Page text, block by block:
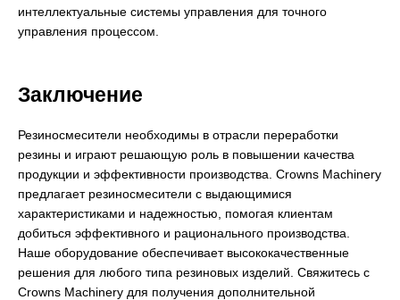
интеллектуальные системы управления для точного
управления процессом.
Заключение
Резиносмесители необходимы в отрасли переработки
резины и играют решающую роль в повышении качества
продукции и эффективности производства. Crowns Machinery
предлагает резиносмесители с выдающимися
характеристиками и надежностью, помогая клиентам
добиться эффективного и рационального производства.
Наше оборудование обеспечивает высококачественные
решения для любого типа резиновых изделий. Свяжитесь с
Crowns Machinery для получения дополнительной